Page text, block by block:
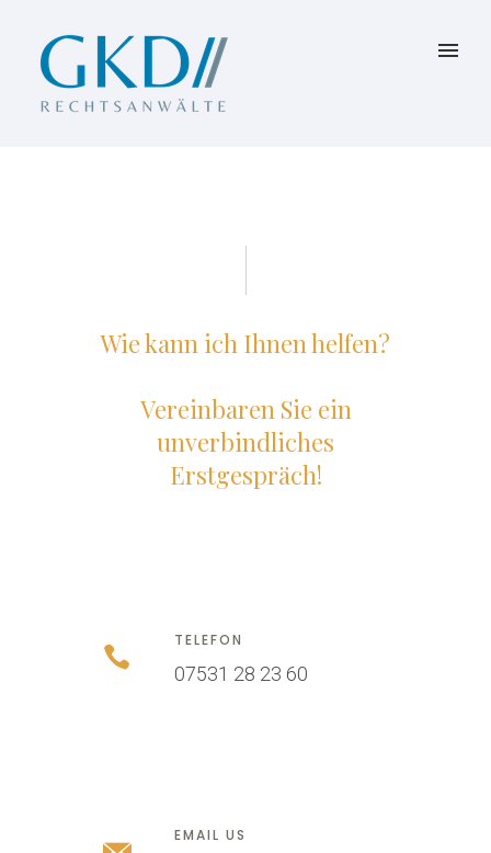
Wie kann ich Ihnen helfen?
Vereinbaren Sie ein
unverbindliches
Erstgespräch!
TELEFON
07531 28 23 60
EMAIL US